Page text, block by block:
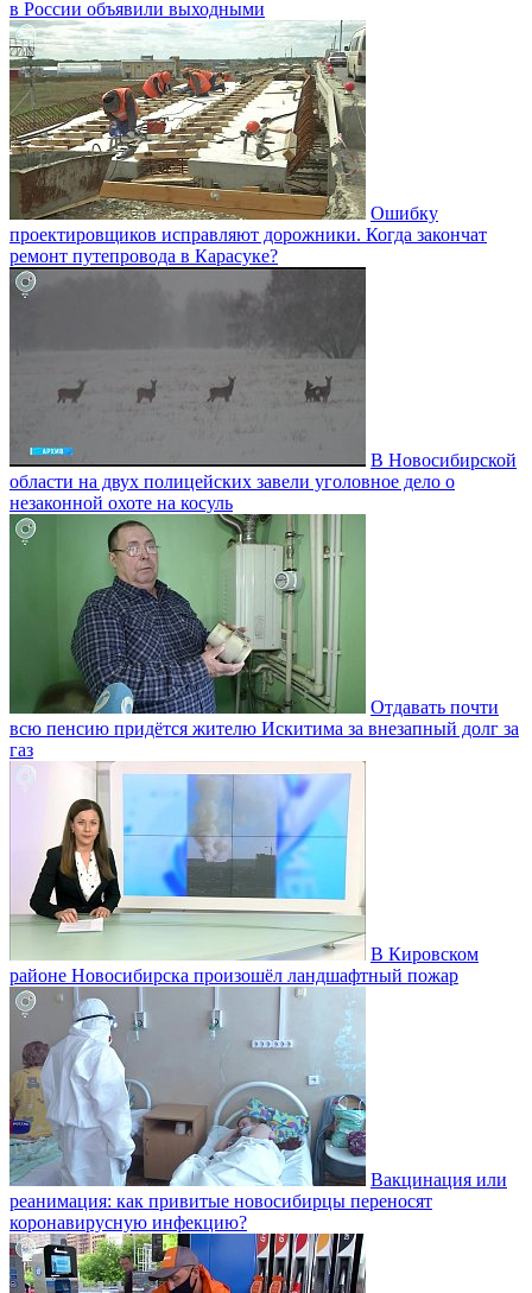
в России объявили выходными
Ошибку
проектировщиков исправляют дорожники. Когда закончат
ремонт путепровода в Карасуке?
В Новосибирской
области на двух полицейских завели уголовное дело о
незаконной охоте на косуль
Отдавать почти
всю пенсию придётся жителю Искитима за внезапный долг за
газ
В Кировском
районе Новосибирска произошёл ландшафтный пожар
Вакцинация или
реанимация: как привитые новосибирцы переносят
коронавирусную инфекцию?